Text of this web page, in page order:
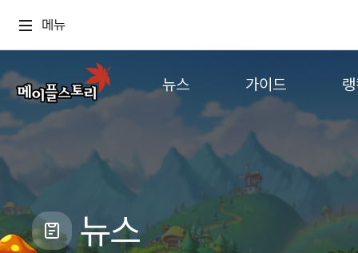
메뉴
뉴스
공지사항
업데이트
캐시샵 공지
메이플 알림판
with maple
가이드
게임정보
직업소개
확률형 아이템
NEXON NOW
뉴스